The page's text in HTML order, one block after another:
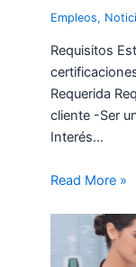
Empleos,
Requisitos
Requerida
cliente -Ser
Interés…
Read More »